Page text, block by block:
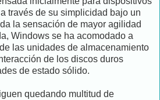
través de su simplicidad bajo un
la sensación de mayor agilidad
Windows se ha acomodado a
las unidades de almacenamiento
de los discos duros
de estado sólido.
quedando multitud de